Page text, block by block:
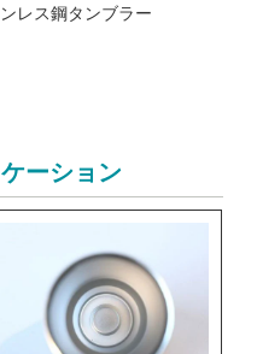
レス鋼タンブラー
ーション